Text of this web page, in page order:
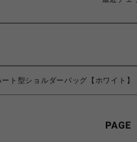
ト型ショルダーバッグ【ホワイト】